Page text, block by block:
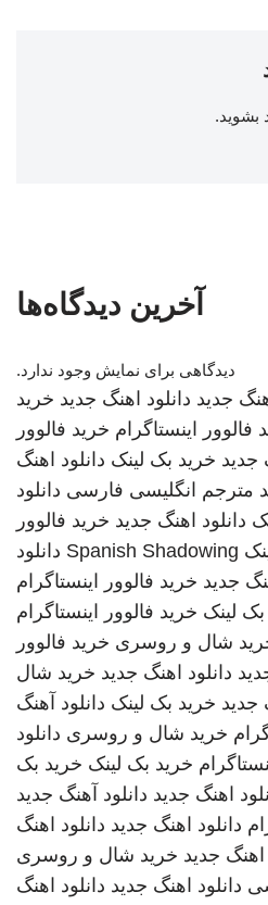
بشوید.
آخرین دیدگاه‌ها
دیدگاهی برای نمایش وجود ندارد.
جدید دانلود اهنگ جدید خرید
فالوور اینستاگرام خرید فالوور
جدید خرید بک لینک دانلود اهنگ
مترجم انگلیسی فارسی دانلود
دانلود اهنگ جدید خرید فالوور
Spanish Shadowing دانلود
جدید خرید فالوور اینستاگرام
لینک خرید فالوور اینستاگرام
شال و روسری خرید فالوور
دانلود اهنگ جدید خرید شال
جدید خرید بک لینک دانلود آهنگ
خرید شال و روسری دانلود
خرید بک لینک خرید بک
اهنگ جدید دانلود آهنگ جدید
دانلود اهنگ جدید دانلود اهنگ
اهنگ جدید خرید شال و روسری
دانلود اهنگ جدید دانلود اهنگ